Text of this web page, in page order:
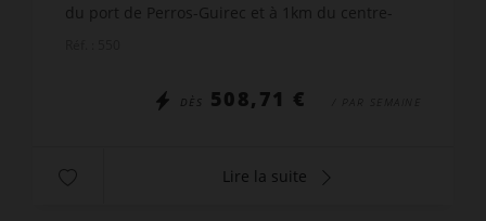
du port de Perros-Guirec et à 1km du centre-
DÈS 508,71 € / PAR SEMAINE
Lire la suite